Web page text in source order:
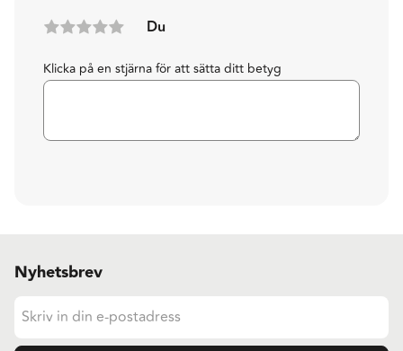
Du
Klicka på en stjärna för att sätta ditt betyg
Nyhetsbrev